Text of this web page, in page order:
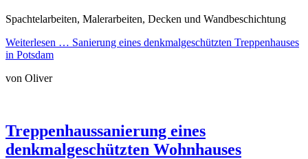
Spachtelarbeiten, Malerarbeiten, Decken und Wandbeschichtung
Weiterlesen … Sanierung eines denkmalgeschützten Treppenhauses
in Potsdam
von Oliver
Treppenhaussanierung eines
denkmalgeschützten Wohnhauses